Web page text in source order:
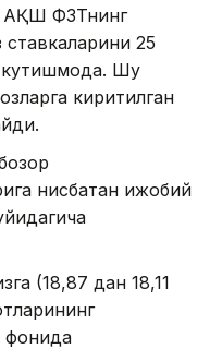
АҚШ ФЗТнинг
25
Шу
киритилган
нисбатан ижобий
(18,87 дан 18,11
фонида